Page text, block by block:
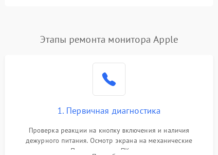
Повреждение кабеля
Подробнее →
1000 ₽
Поломка системы
автоматического
1000 ₽ Подробнее →
Неисправность системы
Этапы ремонта монитора Apple
1. Первичная диагностика
Проверка реакции на кнопку включения и наличия
дежурного питания. Осмотр экрана на механические
повреждения. Подключение к ПК для оценки вывода